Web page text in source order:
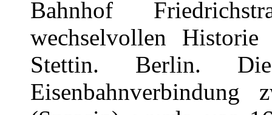
Bahnhof
wechselvollen
Stettin. Berlin.